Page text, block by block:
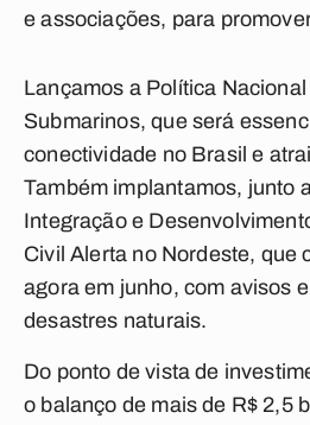
e associações, para
Lançamos a Política
Submarinos, que será
conectividade no Brasil e
Também implantamos, junto
Integração e
Civil Alerta no Nordeste, que
agora em junho, com avisos
desastres naturais.
Do ponto de vista de
o balanço de mais de R$ 2,5